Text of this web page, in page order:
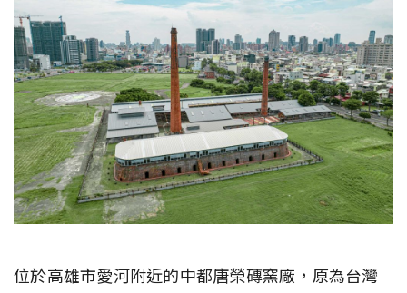
位於高雄市愛河附近的中都唐榮磚窯廠，原為台灣